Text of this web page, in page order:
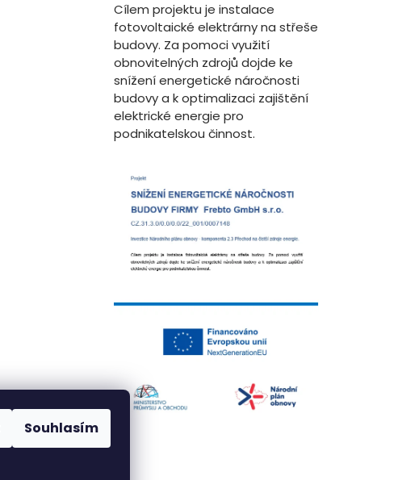
Souhlasím
Cílem projektu je instalace
fotovoltaické elektrárny na střeše
budovy. Za pomoci využití
obnovitelných zdrojů dojde ke
snížení energetické náročnosti
budovy a k optimalizaci zajištění
elektrické energie pro
podnikatelskou činnost.